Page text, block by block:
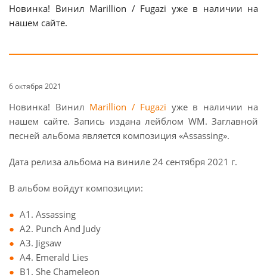
Новинка! Винил Marillion / Fugazi уже в наличии на
нашем сайте.
6 октября 2021
Новинка! Винил Marillion / Fugazi уже в наличии на
нашем сайте. Запись издана лейблом WM. Заглавной
песней альбома является композиция «Assassing».
Дата релиза альбома на виниле 24 сентября 2021 г.
В альбом войдут композиции:
A1. Assassing
A2. Punch And Judy
A3. Jigsaw
A4. Emerald Lies
B1. She Chameleon